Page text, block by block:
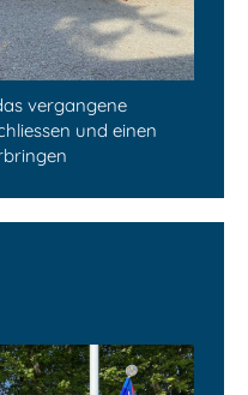
vergangene
und einen